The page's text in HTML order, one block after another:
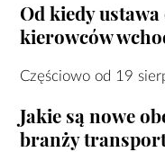
Od kiedy
kierowców
Częściowo od 19
Jakie są nowe
branży